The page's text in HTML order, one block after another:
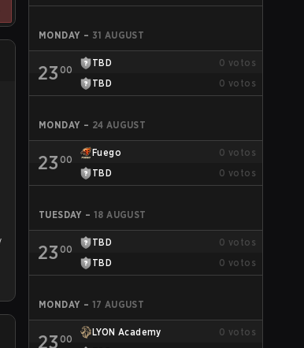
MONDAY – 31 AUGUST
23 00
TBD 0 votos
TBD
0 votos
MONDAY – 24 AUGUST
23 00
Fuego 0 votos
TBD
0 votos
TUESDAY – 18 AUGUST
23 00
TBD 0 votos
TBD
0 votos
MONDAY – 17 AUGUST
23 00
LYON Academy 0 votos